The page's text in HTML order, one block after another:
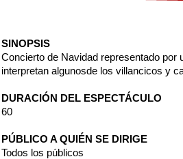
SINOPSIS
Concierto de Navidad representado por
interpretan algunosde los villancicos y
DURACIÓN DEL ESPECTÁCULO
60
PÚBLICO A QUIÉN SE DIRIGE
Todos los públicos